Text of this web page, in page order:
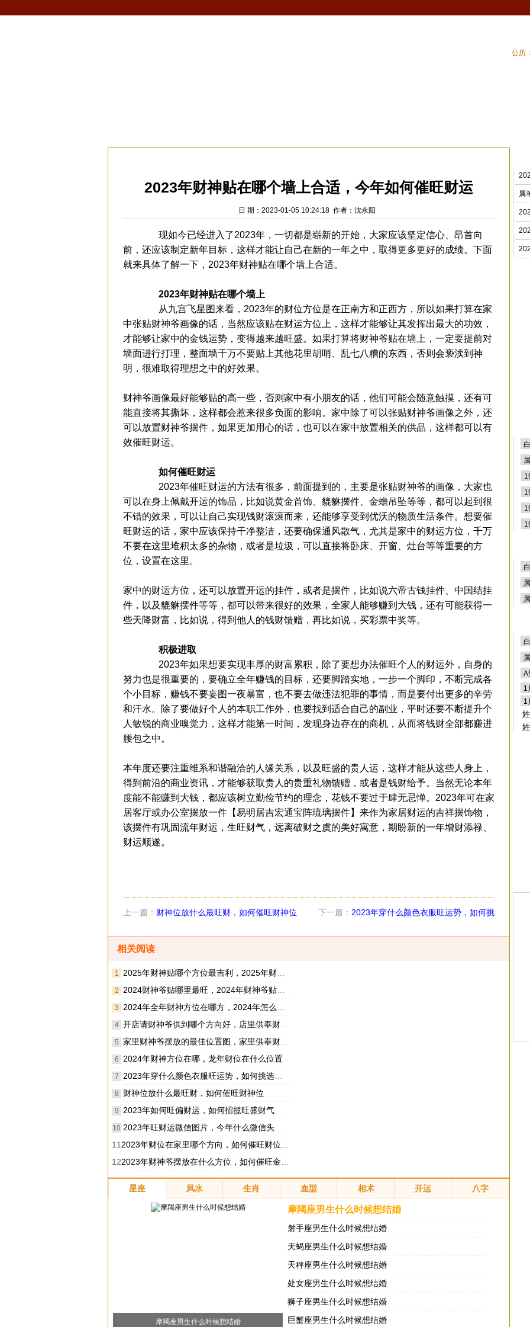
公历
2023年财神贴在哪个墙上合适，今年如何催旺财运
日 期：2023-01-05 10:24:18 作者：沈永阳
现如今已经进入了2023年，一切都是崭新的开始，大家应该坚定信心、昂首向
前，还应该制定新年目标，这样才能让自己在新的一年之中，取得更多更好的成绩。下面
就来具体了解一下，2023年财神贴在哪个墙上合适。
2023年财神贴在哪个墙上
从九宫飞星图来看，2023年的财位方位是在正南方和正西方，所以如果打算在家
中张贴财神爷画像的话，当然应该贴在财运方位上，这样才能够让其发挥出最大的功效，
才能够让家中的金钱运势，变得越来越旺盛。如果打算将财神爷贴在墙上，一定要提前对
墙面进行打理，整面墙千万不要贴上其他花里胡哨、乱七八糟的东西，否则会亵渎到神
明，很难取得理想之中的好效果。
财神爷画像最好能够贴的高一些，否则家中有小朋友的话，他们可能会随意触摸，还有可
能直接将其撕坏，这样都会惹来很多负面的影响。家中除了可以张贴财神爷画像之外，还
可以放置财神爷摆件，如果更加用心的话，也可以在家中放置相关的供品，这样都可以有
效催旺财运。
如何催旺财运
2023年催旺财运的方法有很多，前面提到的，主要是张贴财神爷的画像，大家也
可以在身上佩戴开运的饰品，比如说黄金首饰、貔貅摆件、金蟾吊坠等等，都可以起到很
不错的效果，可以让自己实现钱财滚滚而来，还能够享受到优沃的物质生活条件。想要催
旺财运的话，家中应该保持干净整洁，还要确保通风散气，尤其是家中的财运方位，千万
不要在这里堆积太多的杂物，或者是垃圾，可以直接将卧床、开窗、灶台等等重要的方
位，设置在这里。
家中的财运方位，还可以放置开运的挂件，或者是摆件，比如说六帝古钱挂件、中国结挂
件，以及貔貅摆件等等，都可以带来很好的效果，全家人能够赚到大钱，还有可能获得一
些天降财富，比如说，得到他人的钱财馈赠，再比如说，买彩票中奖等。
积极进取
2023年如果想要实现丰厚的财富累积，除了要想办法催旺个人的财运外，自身的
努力也是很重要的，要确立全年赚钱的目标，还要脚踏实地，一步一个脚印，不断完成各
个小目标，赚钱不要妄图一夜暴富，也不要去做违法犯罪的事情，而是要付出更多的辛劳
和汗水。除了要做好个人的本职工作外，也要找到适合自己的副业，平时还要不断提升个
人敏锐的商业嗅觉力，这样才能第一时间，发现身边存在的商机，从而将钱财全部都赚进
腰包之中。
本年度还要注重维系和谐融洽的人缘关系，以及旺盛的贵人运，这样才能从这些人身上，
得到前沿的商业资讯，才能够获取贵人的贵重礼物馈赠，或者是钱财给予。当然无论本年
度能不能赚到大钱，都应该树立勤俭节约的理念，花钱不要过于肆无忌惮。 2023年可在家
居客厅或办公室摆放一件【易明居吉宏通宝阵琉璃摆件】来作为家居财运的吉祥摆饰物，
该摆件有巩固流年财运，生旺财气，远离破财之虞的美好寓意，期盼新的一年增财添禄、
财运顺遂。
上一篇： 财神位放什么最旺财，如何催旺财神位 下一篇： 2023年穿什么颜色衣服旺运势，如何挑
相关阅读
1 2025年财神贴哪个方位最吉利，2025年财神供奉哪个位置
2 2024财神爷贴哪里最旺，2024年财神爷贴哪个方位
3 2024年全年财神方位在哪方，2024年怎么催旺财位
4 开店请财神爷供到哪个方向好，店里供奉财神爷注意什么
5 家里财神爷摆放的最佳位置图，家里供奉财神注意什么
6 2024年财神方位在哪，龙年财位在什么位置
7 2023年穿什么颜色衣服旺运势，如何挑选衣服的颜色
8 财神位放什么最旺财，如何催旺财神位
9 2023年如何旺偏财运，如何招揽旺盛财气
10 2023年旺财运微信图片，今年什么微信头像旺财
11 2023年财位在家里哪个方向，如何催旺财位风水
122023年财神爷摆放在什么方位，如何催旺金钱运势
星座 风水 生肖 血型 相术 开运 八字
摩羯座男生什么时候想结婚
摩羯座男生什么时候想结婚
射手座男生什么时候想结婚
天蝎座男生什么时候想结婚
天秤座男生什么时候想结婚
处女座男生什么时候想结婚
狮子座男生什么时候想结婚
巨蟹座男生什么时候想结婚
属
姓
姓